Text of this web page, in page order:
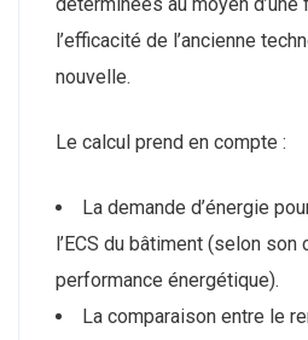
déterminées au moyen
l’efficacité de l’ancienne
nouvelle.
Le calcul prend en compte :
La demande d’énergie
l’ECS du bâtiment (selon
performance énergétique).
La comparaison entre le